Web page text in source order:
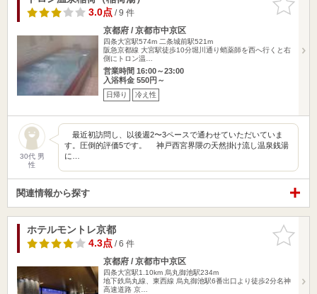
りに追加
3.0点/ 9 件
京都府 / 京都市中京区
四条大宮駅574m 二条城前駅521m
阪急京都線 大宮駅徒歩10分堀川通り蛸薬師を西へ行くと右
側にトロン温…
営業時間 16:00～23:00
入浴料金 550円～
日帰り 冷え性
30代 男
性
最近初訪問し、以後週2〜3ペースで通わせていただいていま
す。圧倒的評価5です。 神戸西宮界隈の天然掛け流し温泉銭湯
に…
関連情報から探す
お気に入
りに追加
ホテルモントレ京都
4.3点/ 6 件
京都府 / 京都市中京区
四条大宮駅1.10km 烏丸御池駅234m
地下鉄烏丸線、東西線 烏丸御池駅6番出口より徒歩2分名神
高速道路 京…